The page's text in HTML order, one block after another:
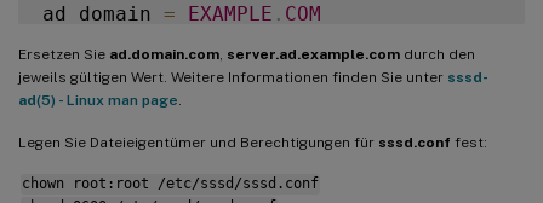
ad_domain = EXAMPLE . COM
# Kerberos settings
krb5_ccachedir
# Uncomment if service discovery is not
Ersetzen Sie ad.domain.com server.ad.example.com durch den
jeweils gültigen Wert. Weitere Informationen finden Sie unter sssd-
ad(5) - Linux man page
Legen Sie Dateieigentümer und Berechtigungen für sssd.conf fest:
chown root:root /etc/sssd/sssd.conf